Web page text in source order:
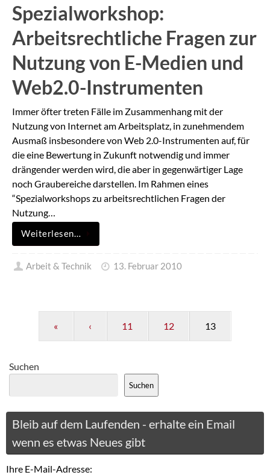
Spezialworkshop:
Arbeitsrechtliche Fragen zur
Nutzung von E-Medien und
Web2.0-Instrumenten
Immer öfter treten Fälle im Zusammenhang mit der
Nutzung von Internet am Arbeitsplatz, in zunehmendem
Ausmaß insbesondere von Web 2.0-Instrumenten auf, für
die eine Bewertung in Zukunft notwendig und immer
drängender werden wird, die aber in gegenwärtiger Lage
noch Graubereiche darstellen. Im Rahmen eines
“Spezialworkshops zu arbeitsrechtlichen Fragen der
Nutzung…
Weiterlesen…
Arbeit & Technik 13. Februar 2010
« ‹ 11 12 13
Suchen
Suchen
Bleib auf dem Laufenden - erhalte ein Email
wenn es etwas Neues gibt
Ihre E-Mail-Adresse: